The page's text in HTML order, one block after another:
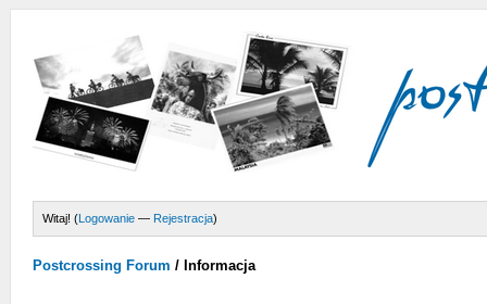
Witaj! (Logowanie — Rejestracja)
Postcrossing Forum / Informacja